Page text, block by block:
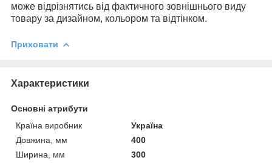
може відрізнятись від фактичного зовнішнього виду
товару за дизайном, кольором та відтінком.
Приховати
Характеристики
Основні атрибути
Країна виробник
Україна
Довжина, мм
400
Ширина, мм
300